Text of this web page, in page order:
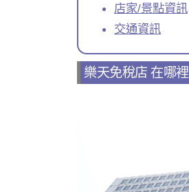
店家/景點資訊
交通資訊
樂天免稅店 在哪裡